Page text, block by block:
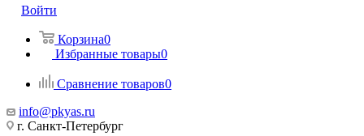
Войти
Корзина0
Избранные товары0
Сравнение товаров0
info@pkyas.ru
г. Санкт-Петербург